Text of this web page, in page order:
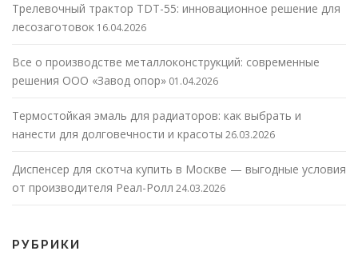
Трелевочный трактор TDT-55: инновационное решение для
лесозаготовок 16.04.2026
Все о производстве металлоконструкций: современные
решения ООО «Завод опор» 01.04.2026
Термостойкая эмаль для радиаторов: как выбрать и
нанести для долговечности и красоты 26.03.2026
Диспенсер для скотча купить в Москве — выгодные условия
от производителя Реал-Ролл 24.03.2026
РУБРИКИ